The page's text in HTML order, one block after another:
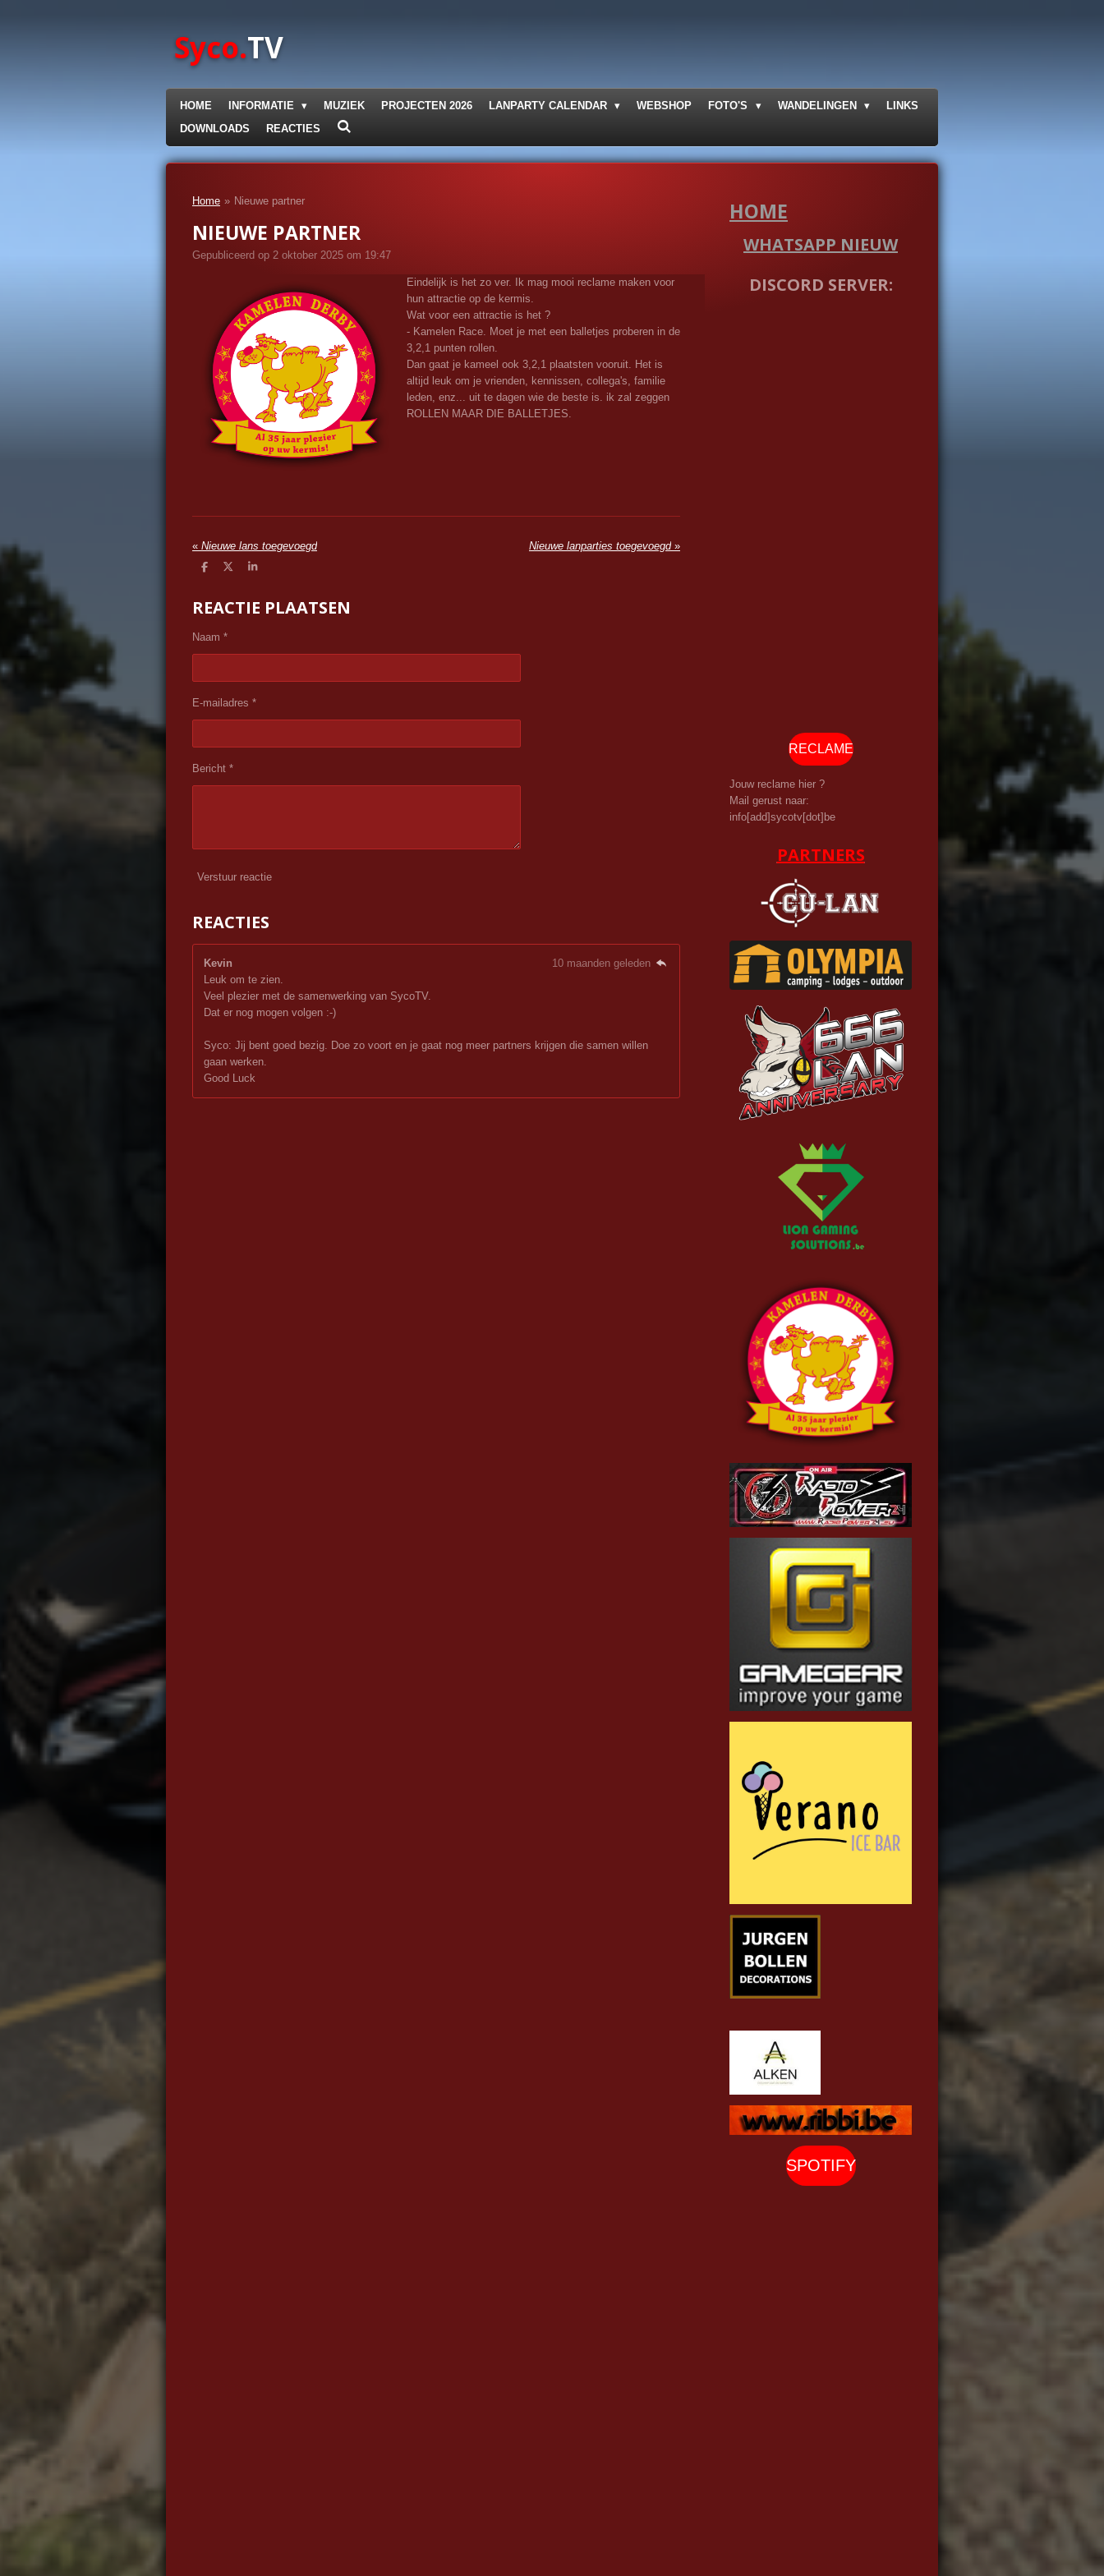
Syco.TV
HOME INFORMATIE MUZIEK PROJECTEN 2026 LANPARTY CALENDAR WEBSHOP FOTO'S WANDELINGEN
LINKS
DOWNLOADS
REACTIES
Home » Nieuwe partner
NIEUWE PARTNER
Gepubliceerd op 2 oktober 2025 om 19:47
Eindelijk is het zo ver. Ik mag mooi reclame maken voor
hun attractie op de kermis.
Wat voor een attractie is het ?
- Kamelen Race. Moet je met een balletjes proberen in de
3,2,1 punten rollen.
Dan gaat je kameel ook 3,2,1 plaatsten vooruit. Het is
altijd leuk om je vrienden, kennissen, collega's, familie
leden, enz... uit te dagen wie de beste is. ik zal zeggen
ROLLEN MAAR DIE BALLETJES.
« Nieuwe lans toegevoegd Nieuwe lanparties toegevoegd »
D
e
n
D
l
S
r
e
REACTIE PLAATSEN
Naam *
E-mailadres *
Bericht *
Verstuur reactie
REACTIES
Kevin
10 maanden geleden
Leuk om te zien.
Veel plezier met de samenwerking van SycoTV.
Dat er nog mogen volgen :-)
Syco: Jij bent goed bezig. Doe zo voort en je gaat nog meer partners krijgen die samen willen
gaan werken.
Good Luck
HOME
WHATSAPP NIEUW
DISCORD SERVER:
RECLAME
Jouw reclame hier ?
Mail gerust naar:
info[add]sycotv[dot]be
PARTNERS
SPOTIFY